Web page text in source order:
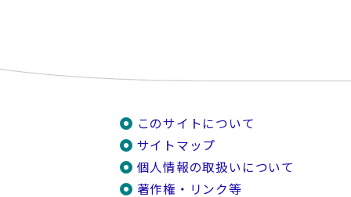
このサイトについて
サイトマップ
個人情報の取扱いについて
著作権・リンク等